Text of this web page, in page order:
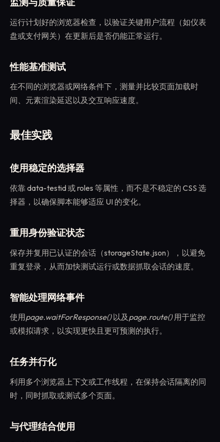
运行计划好的浏览器检查，以验证关键用户流程（如仪表
盘或支付网关）在更新后是否仍能正常运行。
性能基准测试
在不同的浏览器或网络条件下，测量并比较页面加载时
间、元素渲染延迟以及交互响应速度。
最佳实践
使用稳定的选择器
依靠 data-testid 或 roles 等属性，而不是不稳定的 CSS 选
择器，以确保脚本能够适应 UI 的变化。
重用身份验证状态
保存并复用已认证的会话（storageState.json），以避免
重复登录，从而加快测试运行或数据抓取会话的速度。
智能处理网络事件
使用page.waitForResponse()以及 page.route()用于监控
或模拟请求，以实现更快且更可预测的执行。
任务并行化
利用多个浏览器上下文或工作线程，在保持会话隔离的同
时，同时抓取或测试多个页面。
与代理结合使用